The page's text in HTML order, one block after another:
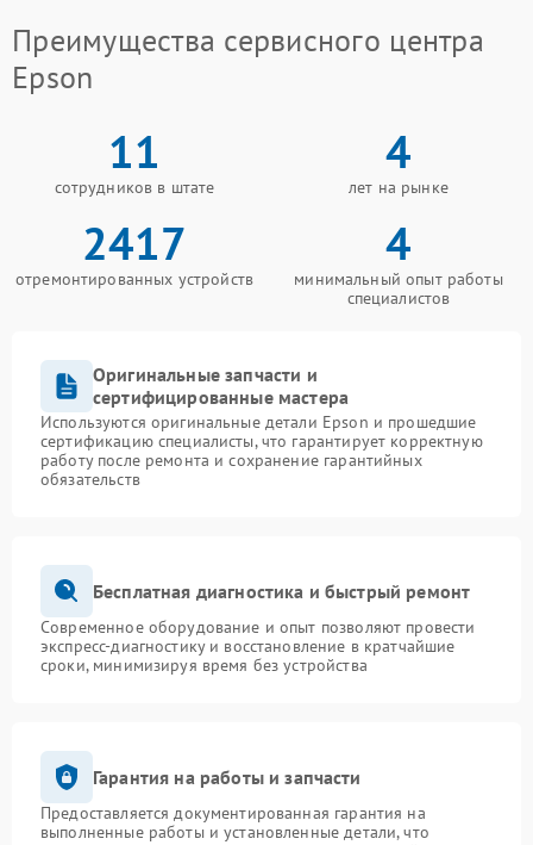
Преимущества сервисного центра
Epson
11
сотрудников в штате
4
лет на рынке
2417
отремонтированных устройств
4
минимальный опыт работы
специалистов
Оригинальные запчасти и
сертифицированные мастера
Используются оригинальные детали Epson и прошедшие
сертификацию специалисты, что гарантирует корректную
работу после ремонта и сохранение гарантийных
обязательств
Бесплатная диагностика и быстрый ремонт
Современное оборудование и опыт позволяют провести
экспресс-диагностику и восстановление в кратчайшие
сроки, минимизируя время без устройства
Гарантия на работы и запчасти
Предоставляется документированная гарантия на
выполненные работы и установленные детали, что